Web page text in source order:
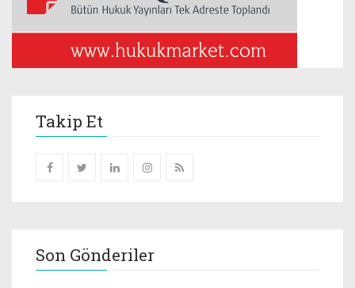
Takip Et
Son Gönderiler